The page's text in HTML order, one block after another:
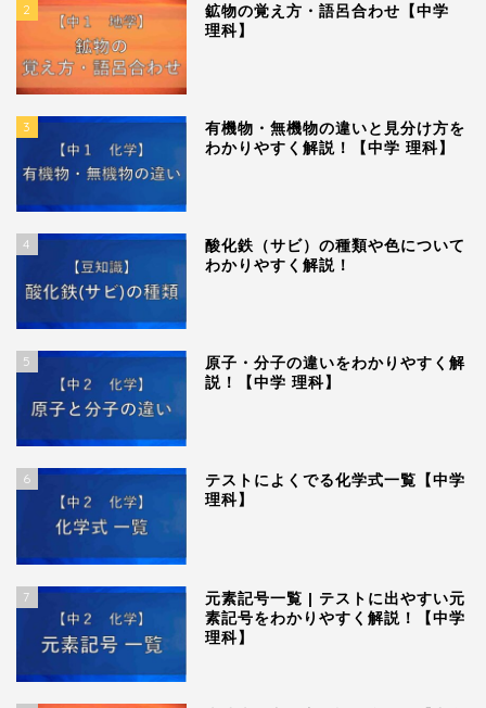
2
鉱物の覚え方・語呂合わせ【中学
理科】
3
有機物・無機物の違いと見分け方を
わかりやすく解説！【中学 理科】
4
酸化鉄（サビ）の種類や色について
わかりやすく解説！
5
原子・分子の違いをわかりやすく解
説！【中学 理科】
6
テストによくでる化学式一覧【中学
理科】
7
元素記号一覧 | テストに出やすい元
素記号をわかりやすく解説！【中学
理科】